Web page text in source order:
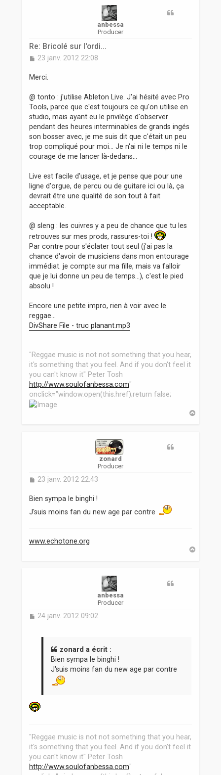
anbessa
Producer
Re: Bricolé sur l'ordi...
M
s
g
e
23 janv. 2012 22:08
Merci.
@ tonto : j'utilise Ableton Live. J'ai hésité avec Pro
Tools, parce que c'est toujours ce qu'on utilise en
studio, mais ayant eu le privilège d'observer
pendant des heures interminables de grands ingés
son bosser avec, je me suis dit que c'était un peu
trop compliqué pour moi... Je n'ai ni le temps ni le
courage de me lancer là-dedans...
Live est facile d'usage, et je pense que pour une
ligne d'orgue, de percu ou de guitare ici ou là, ça
devrait être une qualité de son tout à fait
acceptable.
@ sleng : les cuivres y a peu de chance que tu les
retrouves sur mes prods, rassures-toi !
Par contre pour s'éclater tout seul (j'ai pas la
chance d'avoir de musiciens dans mon entourage
immédiat. je compte sur ma fille, mais va falloir
que je lui donne un peu de temps...), c'est le pied
absolu !
Encore une petite impro, rien à voir avec le
reggae...
DivShare File - truc planant.mp3
"Reggae music is not not something that you hear,
it's something that you feel. And if you don't feel it
you can't know it" Peter Tosh
http://www.soulofanbessa.com"
onclick="window.open(this.href);return false;
zonard
Producer
M
s
a
23 janv. 2012 22:43
Bien sympa le binghi !
J'suis moins fan du new age par contre
www.echotone.org
anbessa
Producer
M
24 janv. 2012 09:02
zonard a écrit :
Bien sympa le binghi !
J'suis moins fan du new age par contre
"Reggae music is not not something that you hear,
it's something that you feel. And if you don't feel it
you can't know it" Peter Tosh
http://www.soulofanbessa.com"